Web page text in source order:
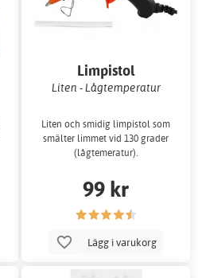
Limpistol
Liten - Lågtemperatur
Liten och smidig limpistol som
smälter limmet vid 130 grader
(lågtemeratur).
99 kr
Lägg i varukorg